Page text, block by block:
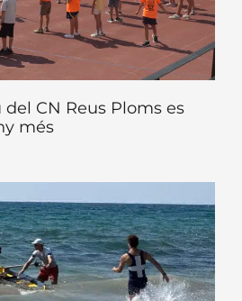
del CN Reus Ploms es
més